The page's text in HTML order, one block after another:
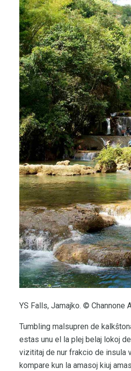
YS Falls, Jamajko. © Channone
Tumbling malsupren de
estas unu el la plej belaj lokoj
vizititaj de nur frakcio de insula
kompare kun la amasoj kiuj